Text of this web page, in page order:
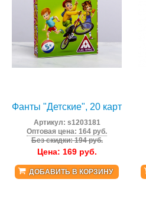
Фанты "Детские", 20 карт
Артикул: s1203181
Оптовая цена: 164 руб.
Без скидки: 194 руб.
Цена: 169руб.
ДОБАВИТЬ В КОРЗИНУ